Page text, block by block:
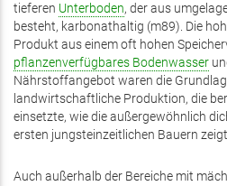
extern)
tieferen Unterboden, der aus
besteht, karbonathaltig (m89). Die
Produkt aus einem oft hohen
pflanzenverfügbares Bodenwasser
Nährstoffangebot waren die
landwirtschaftliche Produktion, die
einsetzte, wie die außergewöhnlich
ersten jungsteinzeitlichen Bauern
Auch außerhalb der Bereiche mit